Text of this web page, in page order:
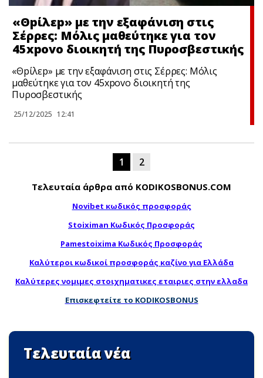
«Θpίλεp» με την εξαφάνιση στις
Σέρρες: Μόλις μαθεύτηκε για τον
45xpovo διοικητή της Πυροσβεστικής
«Θpίλεp» με την εξαφάνιση στις Σέρρες: Μόλις
μαθεύτηκε για τον 45xpovo διοικητή της
Πυροσβεστικής
25/12/2025 12:41
1 2
Τελευταία άρθρα από KODIKOSBONUS.COM
Novibet κωδικός προσφοράς
Stoiximan Κωδικός Προσφοράς
Pamestoixima Κωδικός Προσφοράς
Καλύτεροι κωδικοί προσφοράς καζίνο για Ελλάδα
Καλύτερες νομιμες στοιχηματικες εταιριες στην ελλαδα
Επισκεφτείτε το KODIKOSBONUS
Τελευταία νέα